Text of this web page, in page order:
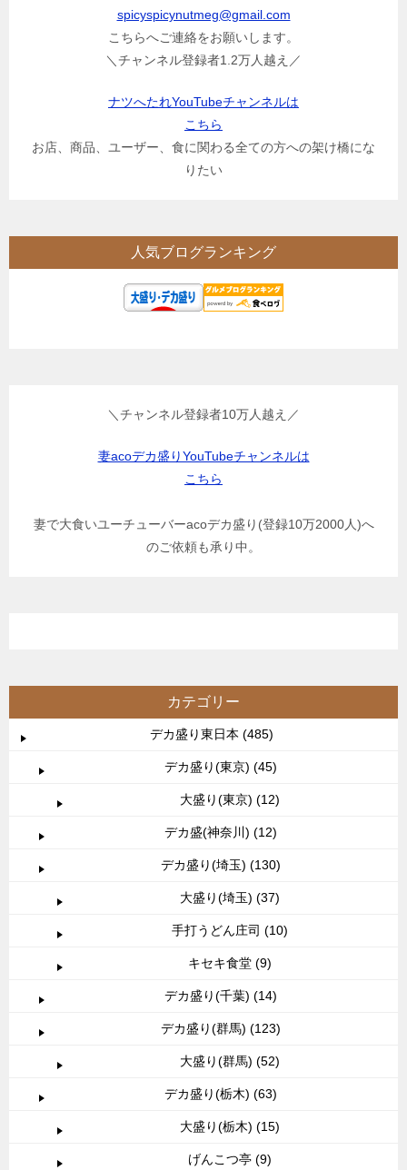
spicyspicynutmeg@gmail.com
こちらへご連絡をお願いします。
＼チャンネル登録者1.2万人越え／
ナツへたれYouTubeチャンネルは
こちら
お店、商品、ユーザー、食に関わる全ての方への架け橋にな
りたい
人気ブログランキング
＼チャンネル登録者10万人越え／
妻acoデカ盛りYouTubeチャンネルは
こちら
妻で大食いユーチューバーacoデカ盛り(登録10万2000人)へ
のご依頼も承り中。
カテゴリー
デカ盛り東日本 (485)
デカ盛り(東京) (45)
大盛り(東京) (12)
デカ盛(神奈川) (12)
デカ盛り(埼玉) (130)
大盛り(埼玉) (37)
手打うどん庄司 (10)
キセキ食堂 (9)
デカ盛り(千葉) (14)
デカ盛り(群馬) (123)
大盛り(群馬) (52)
デカ盛り(栃木) (63)
大盛り(栃木) (15)
げんこつ亭 (9)